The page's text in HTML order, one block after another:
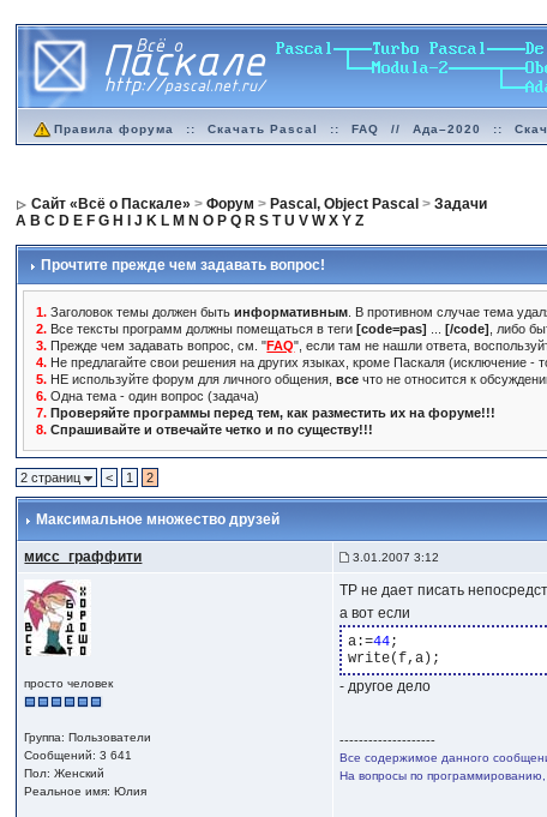
Правила форума :: Скачать Pascal :: FAQ // Ада–2020 ::
Сайт «Всё о Паскале» >Форум > Pascal, Object Pascal >Задачи
A B C D E F G H J K L M N O P Q R S T U V W X Y Z
Прочтите прежде чем задавать вопрос!
1. Заголовок темы должен бытьинформативным . В противном случае тема
2. Все тексты программ должны помещаться в теги[code=pas] ...[/code] , либо
3. Прежде чем задавать вопрос, см. "FAQ", если там не нашли ответа,
4. Не предлагайте свои решения на других языках, кроме Паскаля (исключение -
5. НЕ используйте форум для личного общения,все что не относится к
6. Одна тема - один вопрос (задача)
7. Проверяйте программы перед тем, как разместить их на форуме!!!
8. Спрашивайте и отвечайте четко и по существу!!!
2 страниц < 1 2
Максимальное множество друзей
мисс_граффити 3.01.2007 3:12
просто человек
Группа: Пользователи
Сообщений: 3 641
Пол: Женский
Реальное имя: Юлия
TP не дает писать
а вот если
a:=44;
- другое дело
--------------------
Все содержимое данного
На вопросы по